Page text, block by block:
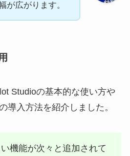
が広がります。
Studioの基本的な使い方や
導入方法を紹介しました。
機能が次々と追加されて